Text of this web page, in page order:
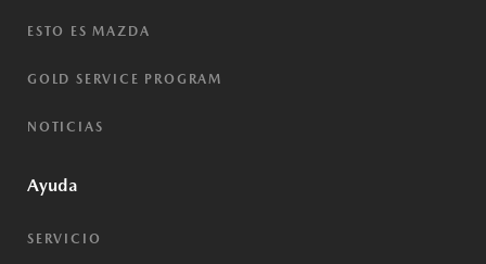
ESTO ES MAZDA
GOLD SERVICE PROGRAM
NOTICIAS
Ayuda
SERVICIO